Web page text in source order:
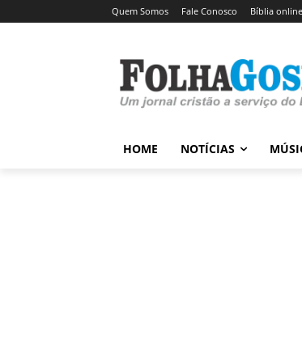
Quem Somos Fale Conosco Bíblia online
HOME NOTÍCIAS